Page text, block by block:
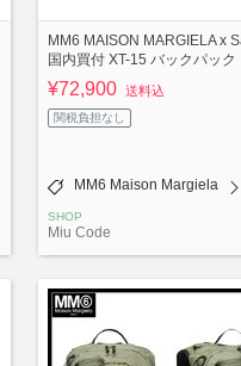
MM6 MAISON MARGIELA x
国内買付 XT-15 バックパック
¥72,900 送料込
関税負担なし
MM6 Maison Margiela
SHOP
Miu Code